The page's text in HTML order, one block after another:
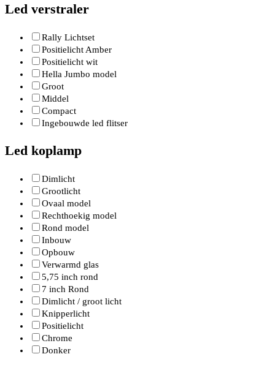
Led verstraler
Rally Lichtset
Positielicht Amber
Positielicht wit
Hella Jumbo model
Groot
Middel
Compact
Ingebouwde led flitser
Led koplamp
Dimlicht
Grootlicht
Ovaal model
Rechthoekig model
Rond model
Inbouw
Opbouw
Verwarmd glas
5,75 inch rond
7 inch Rond
Dimlicht / groot licht
Knipperlicht
Positielicht
Chrome
Donker